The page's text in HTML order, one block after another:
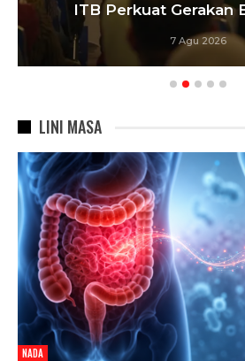
ITB Perkuat Gerakan
7 Agu 2026
LINI MASA
NADA